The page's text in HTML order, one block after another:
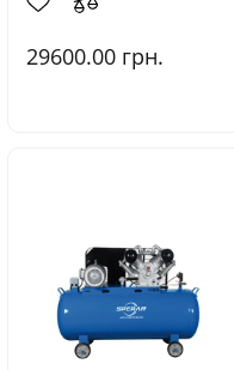
29600.00 грн.